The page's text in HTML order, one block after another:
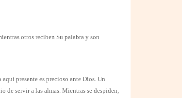
otros reciben Su palabra y son
presente es precioso ante Dios. Un
de servir a las almas. Mientras se despiden,